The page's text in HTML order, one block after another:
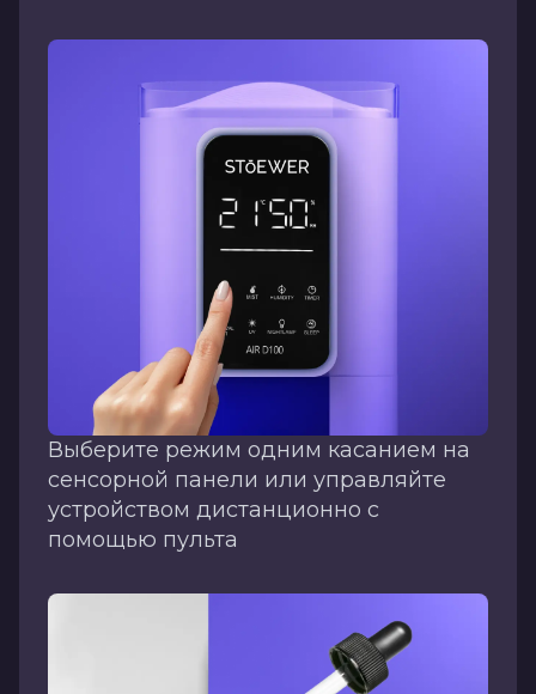
Выберите режим одним касанием на
сенсорной панели или управляйте
устройством дистанционно с
помощью пульта